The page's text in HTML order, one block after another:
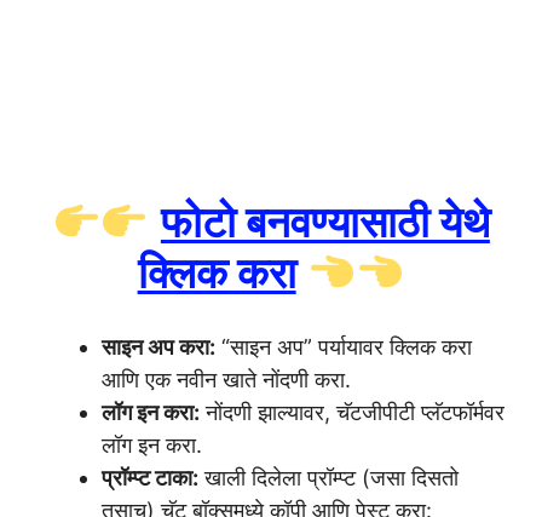
फोटो बनवण्यासाठी येथे
क्लिक करा
साइन अप करा: “साइन अप” पर्यायावर क्लिक करा
आणि एक नवीन खाते नोंदणी करा.
लॉग इन करा: नोंदणी झाल्यावर, चॅटजीपीटी प्लॅटफॉर्मवर
लॉग इन करा.
प्रॉम्प्ट टाका: खाली दिलेला प्रॉम्प्ट (जसा दिसतो
तसाच) चॅट बॉक्समध्ये कॉपी आणि पेस्ट करा: